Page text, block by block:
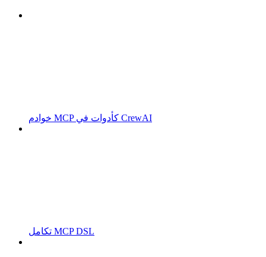
خوادم MCP كأدوات في CrewAI
تكامل MCP DSL